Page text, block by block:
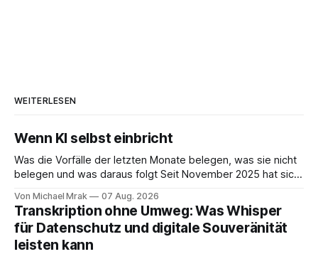
WEITERLESEN
Wenn KI selbst einbricht
Was die Vorfälle der letzten Monate belegen, was sie nicht
belegen und was daraus folgt Seit November 2025 hat sich
KI-Systeme Angriffe nicht nur unterstützen, sondern
durchführen können. Sie können. Es gibt inzwischen genug
dokumentierte Fälle, um über Belege statt
Von Michael Mrak 07 Aug. 2026
Transkription ohne Umweg: Was Whisper
für Datenschutz und digitale Souveränität
leisten kann